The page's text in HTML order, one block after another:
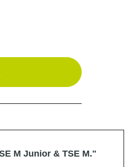
M Junior & TSE M."